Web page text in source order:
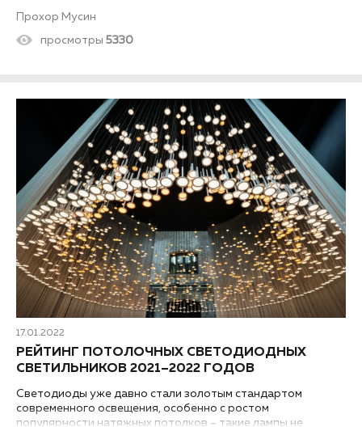
люстр 2021–2022 годов, составленный по мнению нашей
редакции.
Прохор Мусин
просмотры 5330
17.01.2022
РЕЙТИНГ ПОТОЛОЧНЫХ СВЕТОДИОДНЫХ
СВЕТИЛЬНИКОВ 2021–2022 ГОДОВ
Светодиоды уже давно стали золотым стандартом
современного освещения, особенно с ростом
популярности натяжных потолков – такие лампы не